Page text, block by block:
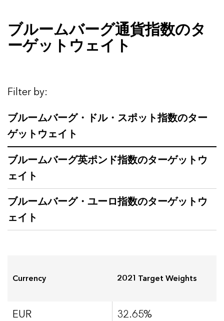
ブルームバーグ通貨指数のタ
ーゲットウェイト
Filter by:
ブルームバーグ・ドル・スポット指数のター
ゲットウェイト
ブルームバーグ英ポンド指数のターゲットウ
ェイト
ブルームバーグ・ユーロ指数のターゲットウ
ェイト
Currency 2021 Target Weights
EUR 32.65%